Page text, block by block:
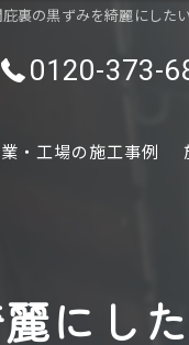
裏の黒ずみを綺麗にした
0120-373-
・工場の施工事例
にし